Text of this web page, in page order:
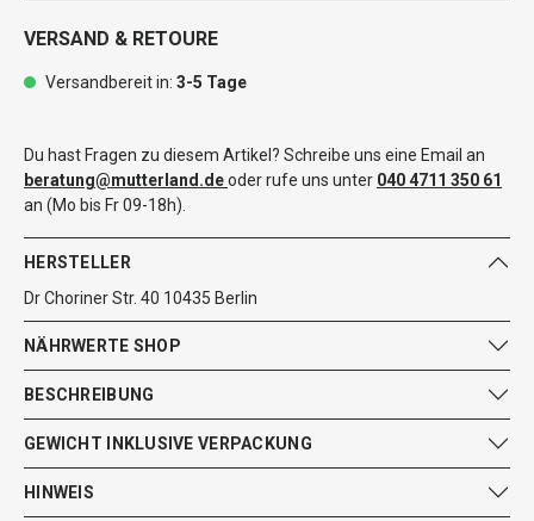
VERSAND & RETOURE
Versandbereit in: 3-5 Tage
Du hast Fragen zu diesem Artikel? Schreibe uns eine Email an
beratung@mutterland.deoder rufe uns unter 040 4711 350 61
an (Mo bis Fr 09-18h).
HERSTELLER
Dr Choriner Str. 40 10435 Berlin
NÄHRWERTE SHOP
BESCHREIBUNG
GEWICHT INKLUSIVE VERPACKUNG
HINWEIS